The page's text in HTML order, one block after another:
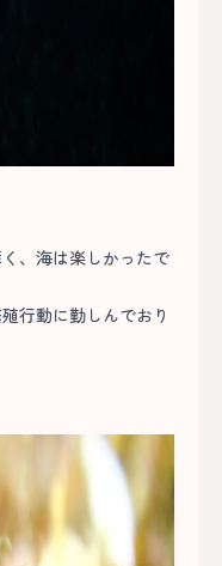
、海は楽しかったで
行動に勤しんでおり